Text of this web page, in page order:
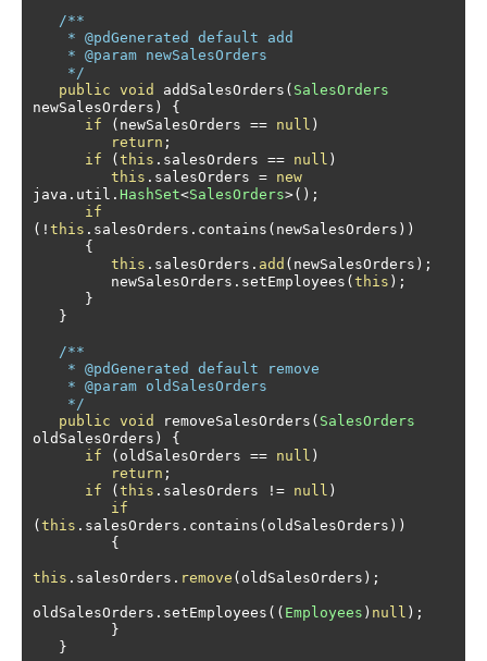
/**
    */
public void addSalesOrders ( SalesOrders
newSalesOrders )
{
if
( newSalesOrders == null )
return ;
if
( this . salesOrders == null )
this . salesOrders = new
java . util . HashSet<SalesOrders>();
if
(! this . salesOrders . contains ( newSalesOrders ))
{
this . salesOrders . add ( newSalesOrders );
         newSalesOrders
. setEmployees ( this );
}
}
/**
    */
public void removeSalesOrders ( SalesOrders
oldSalesOrders )
{
if
( oldSalesOrders == null )
return ;
if
( this . salesOrders != null )
if
( this . salesOrders . contains ( oldSalesOrders ))
{
this . salesOrders . remove ( oldSalesOrders );
oldSalesOrders . setEmployees (( Employees ) null );
}
}